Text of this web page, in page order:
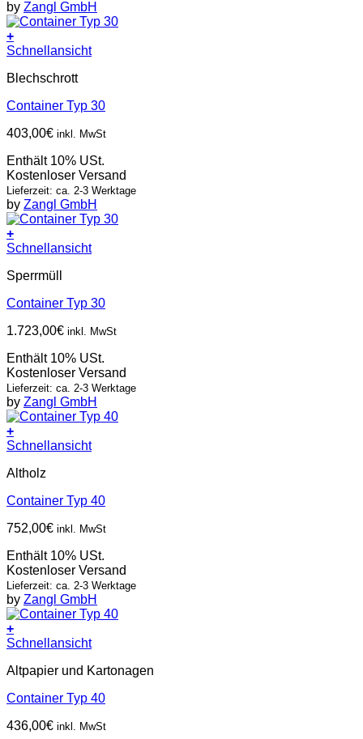
by Zangl GmbH
+
Schnellansicht
Blechschrott
Container Typ 30
403,00€ inkl. MwSt
Enthält 10% USt.
Kostenloser Versand
Lieferzeit: ca. 2-3 Werktage
by Zangl GmbH
+
Schnellansicht
Sperrmüll
Container Typ 30
1.723,00€ inkl. MwSt
Enthält 10% USt.
Kostenloser Versand
Lieferzeit: ca. 2-3 Werktage
by Zangl GmbH
+
Schnellansicht
Altholz
Container Typ 40
752,00€ inkl. MwSt
Enthält 10% USt.
Kostenloser Versand
Lieferzeit: ca. 2-3 Werktage
by Zangl GmbH
+
Schnellansicht
Altpapier und Kartonagen
Container Typ 40
436,00€ inkl. MwSt